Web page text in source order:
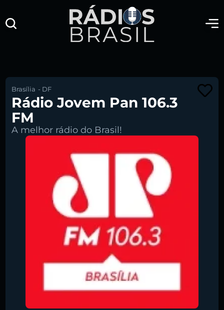
Pesquise aqui a sua rádio favorita:
Brasília - DF
Rádio Jovem Pan 106.3
FM
A melhor rádio do Brasil!